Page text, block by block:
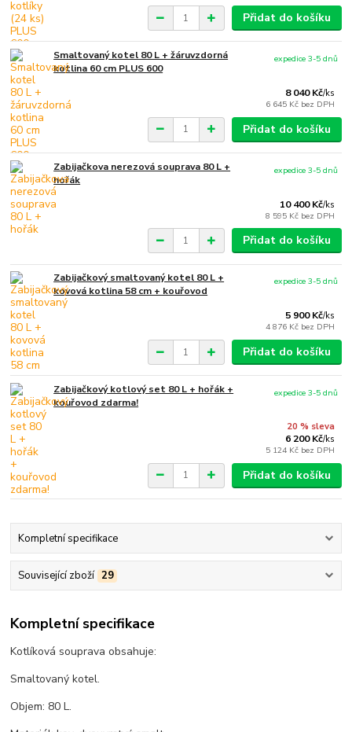
Přidat do košíku
Smaltovaný kotel 80 L + žáruvzdorná
kotlina 60 cm PLUS 600
8 040 Kč/ks
6 645 Kč bez DPH
expedice 3-5 dnů
Přidat do košíku
Zabijačkova nerezová souprava 80 L +
hořák
10 400 Kč/ks
8 595 Kč bez DPH
expedice 3-5 dnů
Přidat do košíku
Zabijačkový smaltovaný kotel 80 L +
kovová kotlina 58 cm + kouřovod
5 900 Kč/ks
4 876 Kč bez DPH
expedice 3-5 dnů
Přidat do košíku
Zabijačkový kotlový set 80 L + hořák +
kouřovod zdarma!
20 % sleva
6 200 Kč/ks
5 124 Kč bez DPH
expedice 3-5 dnů
Přidat do košíku
Kompletní specifikace
Související zboží 29
Kompletní specifikace
Kotlíková souprava obsahuje:
Smaltovaný kotel.
Objem: 80 L.